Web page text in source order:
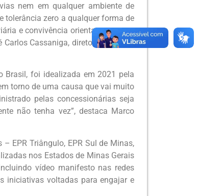
nem em qualquer ambiente de
tolerância zero a qualquer forma de
e convivência orientam o nosso
Cassaniga, diretor-presidente
Brasil, foi idealizada em 2021 pela
torno de uma causa que vai muito
pelas concessionárias seja
não tenha vez”, destaca Marco
EPR Triângulo, EPR Sul de Minas,
nos Estados de Minas Gerais
vídeo manifesto nas redes
iniciativas voltadas para engajar e